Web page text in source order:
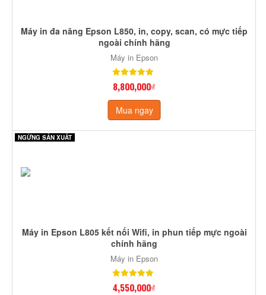
Máy in đa năng Epson L850, in, copy, scan, có mực tiếp
ngoài chính hãng
Máy in Epson
8,800,000₫
Mua ngay
NGỪNG SẢN XUẤT
Máy in Epson L805 kết nối Wifi, in phun tiếp mực ngoài
chính hãng
Máy in Epson
4,550,000₫